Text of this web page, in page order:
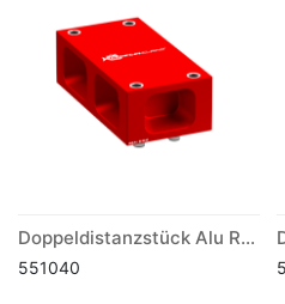
Doppeldistanzstück Alu Raster 50mm
551040